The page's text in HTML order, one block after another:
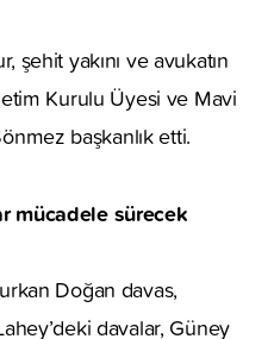
şehit yakını ve avukatın
Kurulu Üyesi ve Mavi
başkanlık etti.
mücadele sürecek
Doğan davas,
davalar, Güney